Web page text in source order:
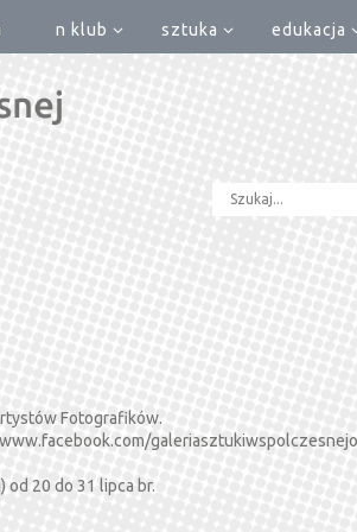
n klub sztuka edukacja
Fotografików.
20 do 31 lipca br.